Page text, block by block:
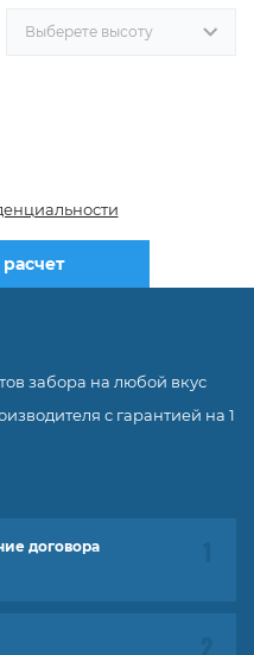
Выберете высоту
забора на любой вкус
с гарантией на 1
договора